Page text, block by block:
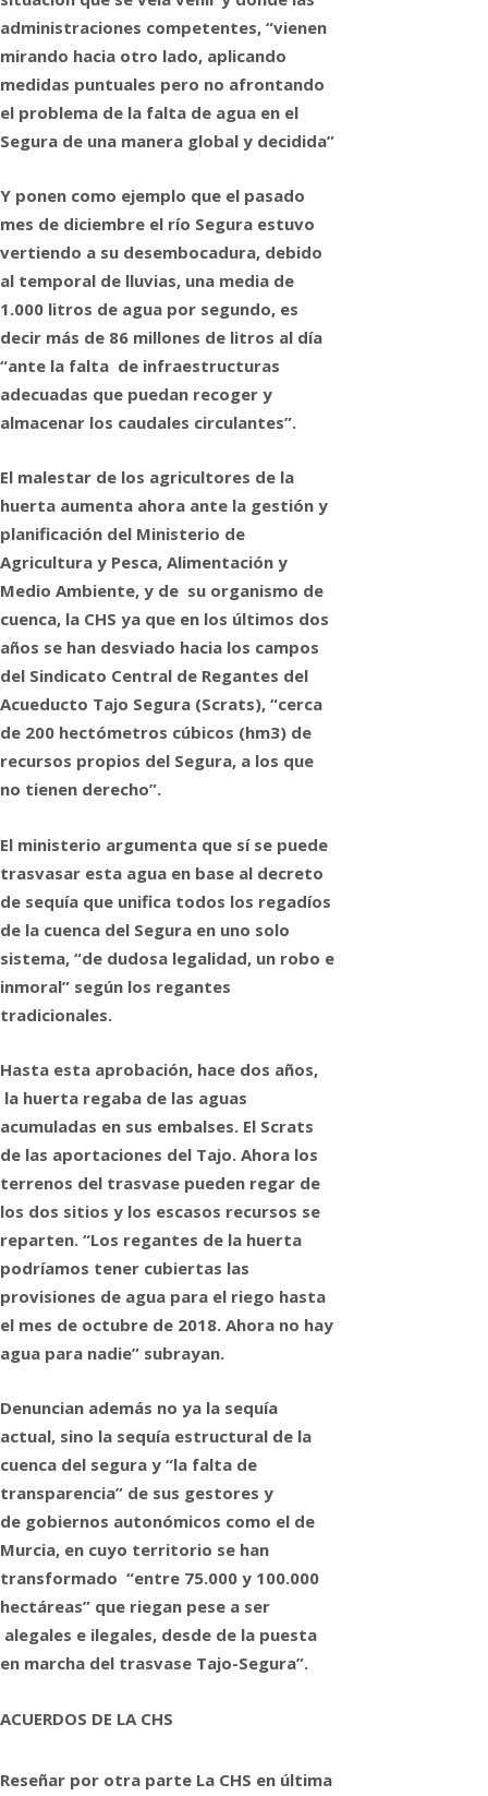
administraciones competentes, “vienen
mirando hacia otro lado, aplicando
medidas puntuales pero no afrontando
el problema de la falta de agua en el
Segura de una manera global y decidida”
Y ponen como ejemplo que el pasado
mes de diciembre el río Segura estuvo
vertiendo a su desembocadura, debido
al temporal de lluvias, una media de
1.000 litros de agua por segundo, es
decir más de 86 millones de litros al día
“ante la falta de infraestructuras
adecuadas que puedan recoger y
almacenar los caudales circulantes”.
El malestar de los agricultores de la
huerta aumenta ahora ante la gestión y
planificación del Ministerio de
Agricultura y Pesca, Alimentación y
Medio Ambiente, y de su organismo de
cuenca, la CHS ya que en los últimos dos
años se han desviado hacia los campos
del Sindicato Central de Regantes del
Acueducto Tajo Segura (Scrats), “cerca
de 200 hectómetros cúbicos (hm3) de
recursos propios del Segura, a los que
no tienen derecho”.
El ministerio argumenta que sí se puede
trasvasar esta agua en base al decreto
de sequía que unifica todos los regadíos
de la cuenca del Segura en uno solo
sistema, “de dudosa legalidad, un robo e
inmoral” según los regantes
tradicionales.
Hasta esta aprobación, hace dos años,
la huerta regaba de las aguas
acumuladas en sus embalses. El Scrats
de las aportaciones del Tajo. Ahora los
terrenos del trasvase pueden regar de
los dos sitios y los escasos recursos se
reparten. “Los regantes de la huerta
podríamos tener cubiertas las
provisiones de agua para el riego hasta
el mes de octubre de 2018. Ahora no hay
agua para nadie” subrayan.
Denuncian además no ya la sequía
actual, sino la sequía estructural de la
cuenca del segura y “la falta de
transparencia” de sus gestores y
de gobiernos autonómicos como el de
Murcia, en cuyo territorio se han
transformado “entre 75.000 y 100.000
hectáreas” que riegan pese a ser
alegales e ilegales, desde de la puesta
en marcha del trasvase Tajo-Segura”.
ACUERDOS DE LA CHS
Reseñar por otra parte La CHS en última